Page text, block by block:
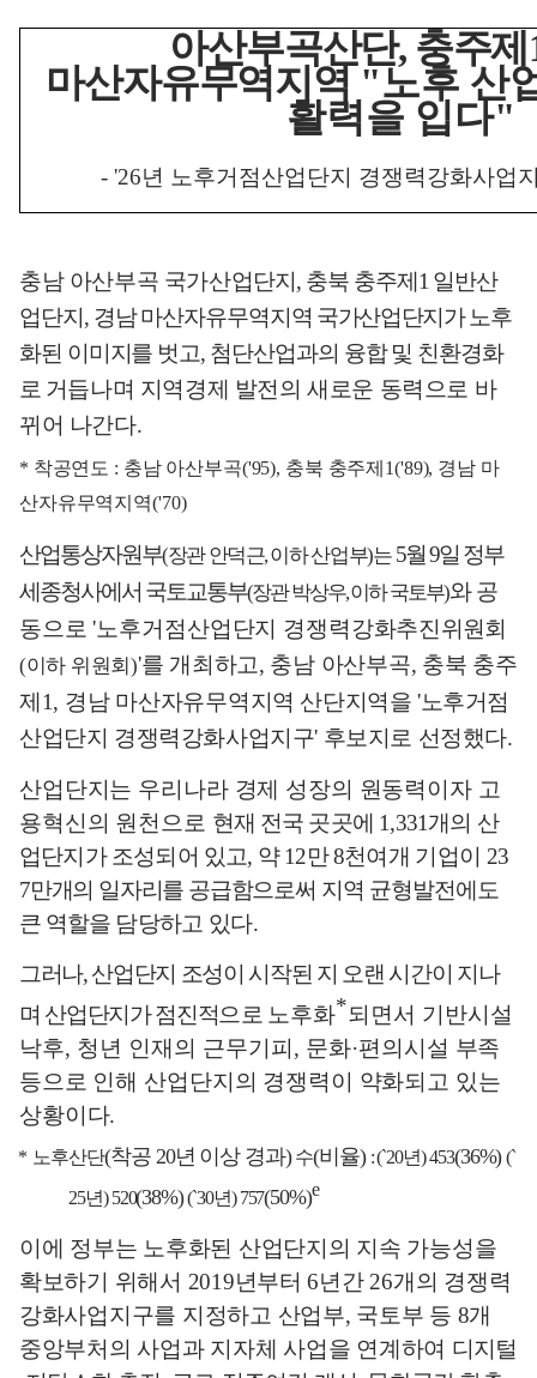
아산부곡산단, 충주제
마산자유무역지역 "노후 산
활력을 입다"
- '26년 노후거점산업단지 경쟁력강화사업
충남 아산부곡 국가산업단지 , 충북 충주제 1일반산
업단지 , 경남 마산자유무역지역 국가산업단지가 노후
화된 이미지를 벗고, 첨단산업과의 융합 및 친환경화
로 거듭나며 지역경제 발전의 새로운 동력으로 바
뀌어 나간다.
* 착공연도 : 충남 아산부곡('95), 충북 충주제 1('89), 경남 마
산자유무역지역('70)
산업통상자원부(장관 안덕근,이하 산업부)는 5월9일 정부
세종청사에서 국토교통부(장관 박상우,이하국토부)와공
동으로'노후거점산업단지 경쟁력강화추진위 원회
(이하 위원회)'를 개최하고, 충남 아산부곡, 충북 충주
제 1, 경남 마산자유무역지역 산단지역을 '노후거점
산업단지 경쟁력강화사업지구' 후보지로 선정했다.
산업단지는 우리나라 경제 성장의 원동력이자 고
용혁신의 원천으로 현재 전국 곳곳에 1,331개의 산
업단지가 조성되어 있고, 약12만8천여개 기업이23
7만개의 일자리를 공급함으로써 지역 균형발전에도
큰 역할을 담당하고 있다.
그러나,산업단지 조성이 시작된 지 오랜 시간이 지나
며 산업단지가 점진적으로 노후화*되면서 기반시설
낙후, 청년 인재의 근무기피 , 문화·편의 시설 부족
등으로 인해 산업단지의 경쟁력이 약화되고 있는
상황이다.
* 노후산단(착공 20년 이상 경과) 수(비율) : (`20년) 453(36%)(`
25년) 520(38%)(`30년) 757(50%)e
이에 정부는 노후화된 산업단지의 지속 가능성을
확보하기 위해서 2019년부터6년간26개의 경쟁력
강화사업지구를 지정하고 산업부, 국토부 등 8개
중앙부처의 사업과 지자체 사업을 연계하여 디지털